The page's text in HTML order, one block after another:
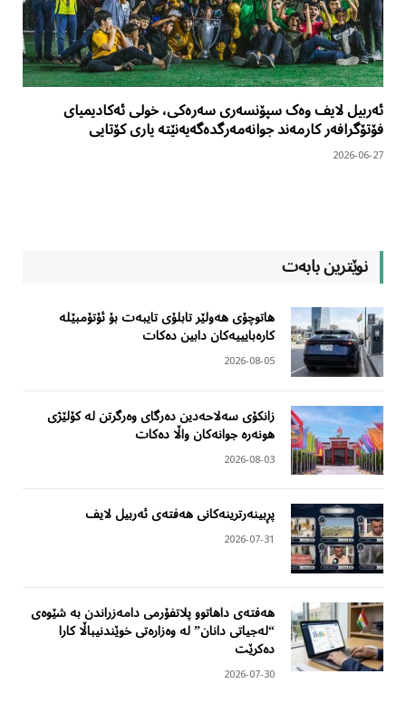
ئەربیل لایف وەک سپۆنسەری سەرەکی، خولی ئەکادیمیای
فۆتۆگرافەر کارمەند جوانەمەرگدەگەیەنێتە یاری کۆتایی
2026-06-27
نوێترین بابەت
هاتوچۆی هەولێر تابلۆی تایبەت بۆ ئۆتۆمبێلە
کارەبایییەکان دابین دەکات
2026-08-05
زانکۆی سەلاحەدین دەرگای وەرگرتن لە کۆلێژی
هونەرە جوانەکان واڵا دەکات
2026-08-03
پڕبینەرترینەکانی هەفتەی ئەربیل لایف
2026-07-31
هەفتەی داهاتوو پلاتفۆرمی دامەزراندن بە شێوەی
“لەجیاتی دانان” لە وەزارەتی خوێندنیباڵا کارا
دەکرێت
2026-07-30